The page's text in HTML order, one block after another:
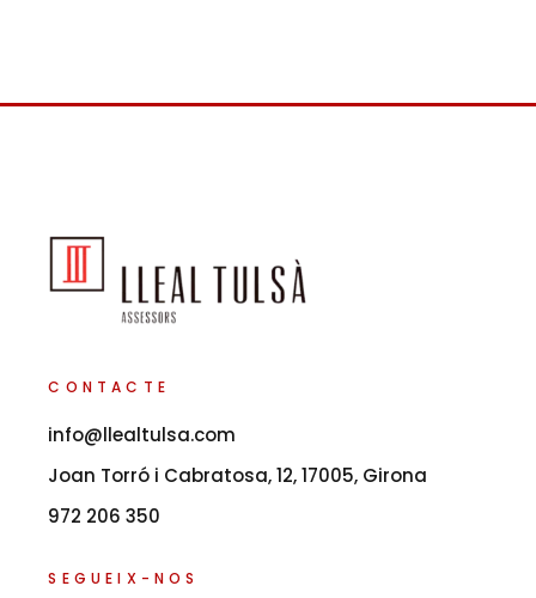
CONTACTE
info@llealtulsa.com
Joan Torró i Cabratosa, 12, 17005, Girona
972 206 350
SEGUEIX-NOS